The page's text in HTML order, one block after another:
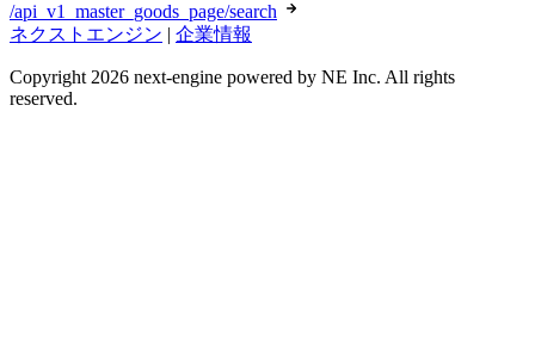
/api_v1_master_goods_page/search
ネクストエンジン | 企業情報
Copyright 2026 next-engine powered by NE Inc. All rights
reserved.